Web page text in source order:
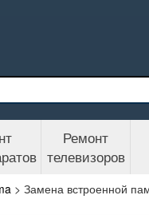
Ремонт
телевизоров
> Замена встроенной